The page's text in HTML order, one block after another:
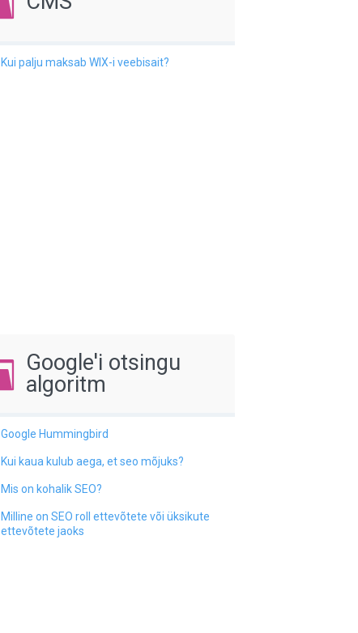
Kui palju maksab WIX-i veebisait?
Google'i otsingu
algoritm
Google Hummingbird
Kui kaua kulub aega, et seo mõjuks?
Mis on kohalik SEO?
Milline on SEO roll ettevõtete või üksikute
ettevõtete jaoks